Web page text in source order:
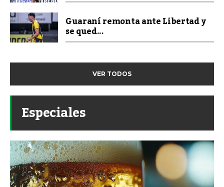
Guaraní remonta ante Libertad y
se qued...
VER TODOS
Especiales